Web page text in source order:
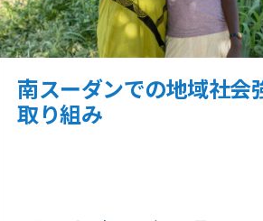
南スーダンでの地域社会
取り組み